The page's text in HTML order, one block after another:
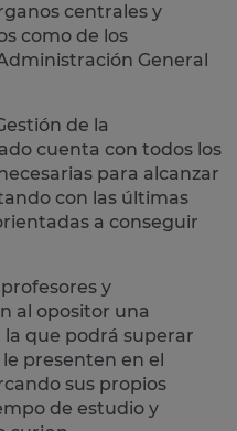
centrales y
como de los
General
de la
cuenta con todos los
para alcanzar
con las últimas
a conseguir
y
al opositor una
que podrá superar
presenten en el
sus propios
de estudio y